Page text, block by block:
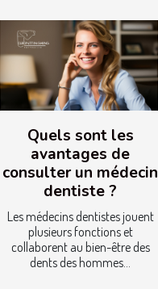
Quels sont les
avantages de
consulter un médecin
dentiste ?
Les médecins dentistes jouent
plusieurs fonctions et
collaborent au bien-être des
dents des hommes...